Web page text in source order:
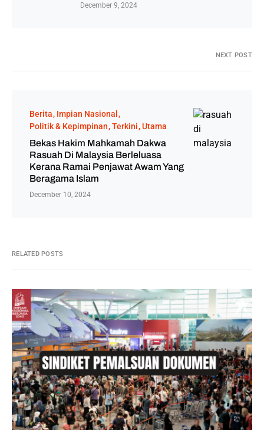
December 9, 2024
NEXT POST
Berita Impian Nasional
Politik & Kepimpinan Terkini Utama
Bekas Hakim Mahkamah Dakwa
Rasuah Di Malaysia Berleluasa
Kerana Ramai Penjawat Awam Yang
Beragama Islam
December 10, 2024
RELATED POSTS